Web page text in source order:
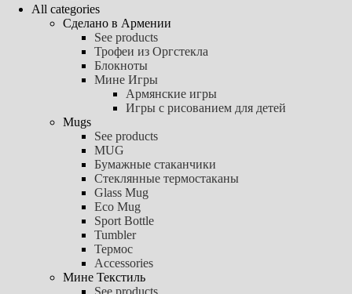
All categories
Сделано в Армении
See products
Трофеи из Оргстекла
Блокноты
Мине Игры
Армянские игры
Игры с рисованием для детей
Mugs
See products
MUG
Бумажные стаканчики
Стеклянные термостаканы
Glass Mug
Eco Mug
Sport Bottle
Tumbler
Термос
Accessories
Мине Текстиль
See products